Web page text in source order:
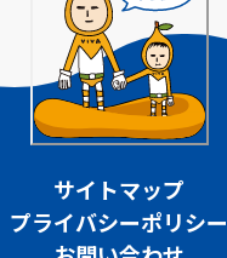
サイトマップ
プライバシーポリシー